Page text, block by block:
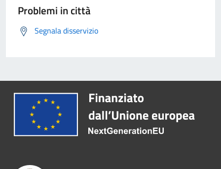
Problemi in città
Segnala disservizio